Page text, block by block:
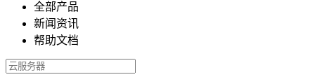
全部产品
新闻资讯
帮助文档